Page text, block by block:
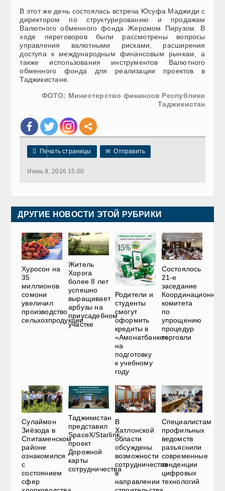
В этот же день состоялась встреча Юсуфа Маджиди с
директором по структурированию и продажам
Валютного обменного фонда Жеромом Пирузом. В
ходе переговоров были рассмотрены вопросы
управления валютными рисками, расширения
доступа к международным финансовым рынкам, а
также использования инструментов Валютного
обменного фонда для реализации проектов в
Таджикистане.
ФОТО: Министерство финансов Республики
Таджикистан
 Печать страницы ✉ Отправить
Июнь 9, 2026 15:00
ДРУГИЕ НОВОСТИ ЭТОЙ РУБРИКИ
Хуросон на
35
миллионов
сомони
увеличил
производство
сельхозпродукции
Житель
Хорога
более 8 лет
успешно
выращивает
арбузы на
приусадебном
участке
Родители и
студенты
смогут
оформить
кредиты в
«Амонатбанке»
на
подготовку
к учебному
году
Состоялось
21-е
заседание
комитета
по
упрощению
процедур
торговли
Сулаймон
Зиёзода в
Спитаменском
районе
ознакомился
с
состоянием
сфер
Таджикистан
представил
SpaceX/Starlink
проект
Дорожной
карты
сотрудничества
В
Хатлонской
области
обсуждены
возможности
сотрудничества
в
направлении
Специалистам
профильных
ведомств
разъяснили
современные
тенденции
цифровых
технологий